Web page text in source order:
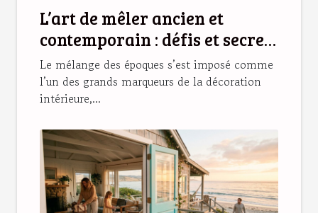
L’art de mêler ancien et
contemporain : défis et secrets
d’une déco réussie
Le mélange des époques s’est imposé comme
l’un des grands marqueurs de la décoration
intérieure,...